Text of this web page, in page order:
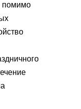
помимо